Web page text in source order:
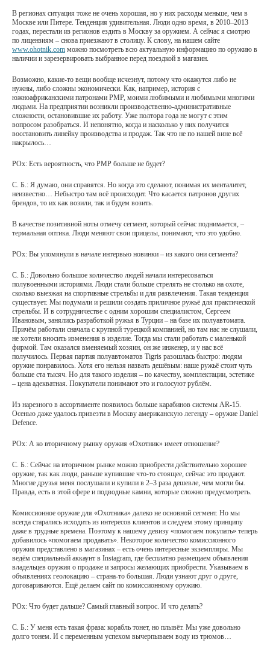
В регионах ситуация тоже не очень хорошая, но у них расходы меньше, чем в
Москве или Питере. Тенденция удивительная. Люди одно время, в 2010–2013
годах, перестали из регионов ездить в Москву за оружием. А сейчас я смотрю
по лицензиям – снова приезжают в столицу. К слову, на нашем сайте
www.ohotnik.com можно посмотреть всю актуальную информацию по оружию в
наличии и зарезервировать выбранное перед поездкой в магазин.
Возможно, какие-то вещи вообще исчезнут, потому что окажутся либо не
нужны, либо сложны экономически. Как, например, история с
южноафриканскими патронами РМР, моими любимыми и любимыми многими
людьми. На предприятии возникли производственно-административные
сложности, остановившие их работу. Уже полтора года не могут с этим
вопросом разобраться. И непонятно, когда и насколько у них получится
восстановить линейку производства и продаж. Так что не по нашей вине всё
накрылось…
РОх: Есть вероятность, что PMP больше не будет?
С. Б.: Я думаю, они справятся. Но когда это сделают, понимая их менталитет,
неизвестно… Небыстро там всё происходит. Что касается патронов других
брендов, то их как возили, так и будем возить.
В качестве позитивной ноты отмечу сегмент, который сейчас поднимается, –
термальная оптика. Люди меняют свои прицелы, понимают, что это удобно.
РОх: Вы упомянули в начале интервью новинки – из какого они сегмента?
С. Б.: Довольно большое количество людей начали интересоваться
полувоенными историями. Люди стали больше стрелять не столько на охоте,
сколько выезжая на спортивные стрельбы и для развлечения. Такая тенденция
существует. Мы подумали и решили создать приличное ружьё для практической
стрельбы. И в сотрудничестве с одним хорошим специалистом, Сергеем
Ивановым, занялись разработкой ружья в Турции – на базе их полуавтомата.
Причём работали сначала с крупной турецкой компанией, но там нас не слушали,
не хотели вносить изменения в изделие. Тогда мы стали работать с маленькой
фирмой. Там оказался вменяемый хозяин, он же инженер, и у нас всё
получилось. Первая партия полуавтоматов Tigris разошлась быстро: людям
оружие понравилось. Хотя его нельзя назвать дешёвым: наше ружьё стоит чуть
больше ста тысяч. Но для такого изделия – по качеству, комплектации, эстетике
– цена адекватная. Покупатели понимают это и голосуют рублём.
Из нарезного в ассортименте появилось больше карабинов системы AR-15.
Осенью даже удалось привезти в Москву американскую легенду – оружие Daniel
Defence.
РОх: А ко вторичному рынку оружия «Охотник» имеет отношение?
С. Б.: Сейчас на вторичном рынке можно приобрести действительно хорошее
оружие, так как люди, раньше купившие что-то стоящее, сейчас это продают.
Многие друзья меня послушали и купили в 2–3 раза дешевле, чем могли бы.
Правда, есть в этой сфере и подводные камни, которые сложно предусмотреть.
Комиссионное оружие для «Охотника» далеко не основной сегмент. Но мы
всегда старались исходить из интересов клиентов и следуем этому принципу
даже в трудные времена. Поэтому к нашему девизу «помогаем покупать» теперь
добавилось «помогаем продавать». Некоторое количество комиссионного
оружия представлено в магазинах – есть очень интересные экземпляры. Мы
ведём специальный аккаунт в Instagram, где бесплатно размещаем объявления
владельцев оружия о продаже и запросы желающих приобрести. Указываем в
объявлениях геолокацию – страна-то большая. Люди узнают друг о друге,
договариваются. Ещё делаем сайт по комиссионному оружию.
РОх: Что будет дальше? Самый главный вопрос. И что делать?
С. Б.: У меня есть такая фраза: корабль тонет, но плывёт. Мы уже довольно
долго тонем. И с переменным успехом вычерпываем воду из трюмов…